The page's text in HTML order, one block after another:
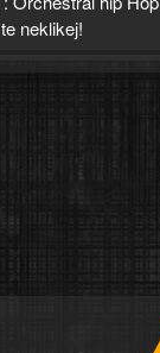
neklikej!